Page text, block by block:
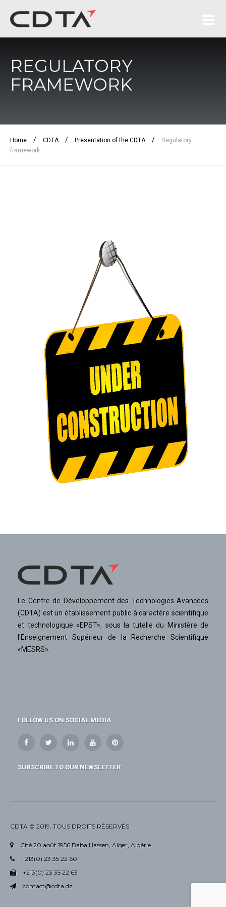
REGULATORY
FRAMEWORK
Home / CDTA / Presentation of the CDTA /
Regulatory
framework
Le Centre de Développement des Technologies Avancées
(CDTA) est un établissement public à caractère scientifique
et technologique «EPST», sous la tutelle du Ministère de
l'Enseignement Supérieur de la Recherche Scientifique
«MESRS».
FOLLOW US ON SOCIAL MEDIA
SUBSCRIBE TO OUR NEWSLETTER
CDTA © 2019. TOUS DROITS RÉSERVÉS.
Cité 20 août 1956 Baba Hassen, Alger, Algérie
+213(0) 23 35 22 60
+213(0) 23 35 22 63
contact@cdta.dz